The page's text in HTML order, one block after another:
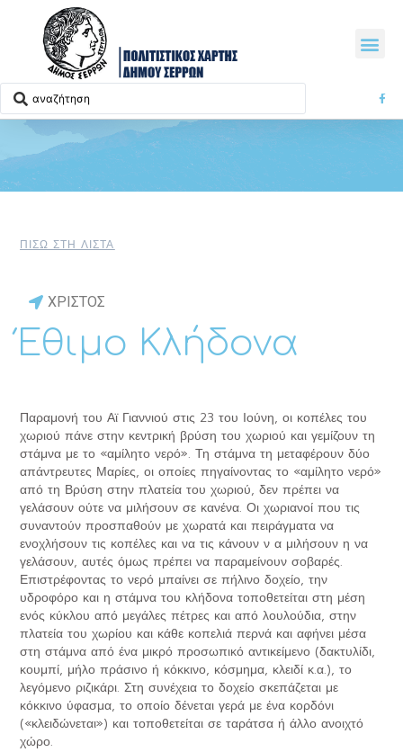
ΠΙΣΩ ΣΤΗ ΛΙΣΤΑ
ΧΡΙΣΤΟΣ
Έθιμο Κλήδονα
Παραμονή του Αϊ Γιαννιού στις 23 του Ιούνη, οι κοπέλες του
χωριού πάνε στην κεντρική βρύση του χωριού και γεμίζουν τη
στάμνα με το «αμίλητο νερό». Τη στάμνα τη μεταφέρουν δύο
απάντρευτες Μαρίες, οι οποίες πηγαίνοντας το «αμίλητο νερό»
από τη Βρύση στην πλατεία του χωριού, δεν πρέπει να
γελάσουν ούτε να μιλήσουν σε κανένα. Οι χωριανοί που τις
συναντούν προσπαθούν με χωρατά και πειράγματα να
ενοχλήσουν τις κοπέλες και να τις κάνουν ν α μιλήσουν η να
γελάσουν, αυτές όμως πρέπει να παραμείνουν σοβαρές.
Επιστρέφοντας το νερό μπαίνει σε πήλινο δοχείο, την
υδροφόρο και η στάμνα του κλήδονα τοποθετείται στη μέση
ενός κύκλου από μεγάλες πέτρες και από λουλούδια, στην
πλατεία του χωρίου και κάθε κοπελιά περνά και αφήνει μέσα
στη στάμνα από ένα μικρό προσωπικό αντικείμενο (δακτυλίδι,
κουμπί, μήλο πράσινο ή κόκκινο, κόσμημα, κλειδί κ.α.), το
λεγόμενο ριζικάρι. Στη συνέχεια το δοχείο σκεπάζεται με
κόκκινο ύφασμα, το οποίο δένεται γερά με ένα κορδόνι
(«κλειδώνεται») και τοποθετείται σε ταράτσα ή άλλο ανοιχτό
χώρο.